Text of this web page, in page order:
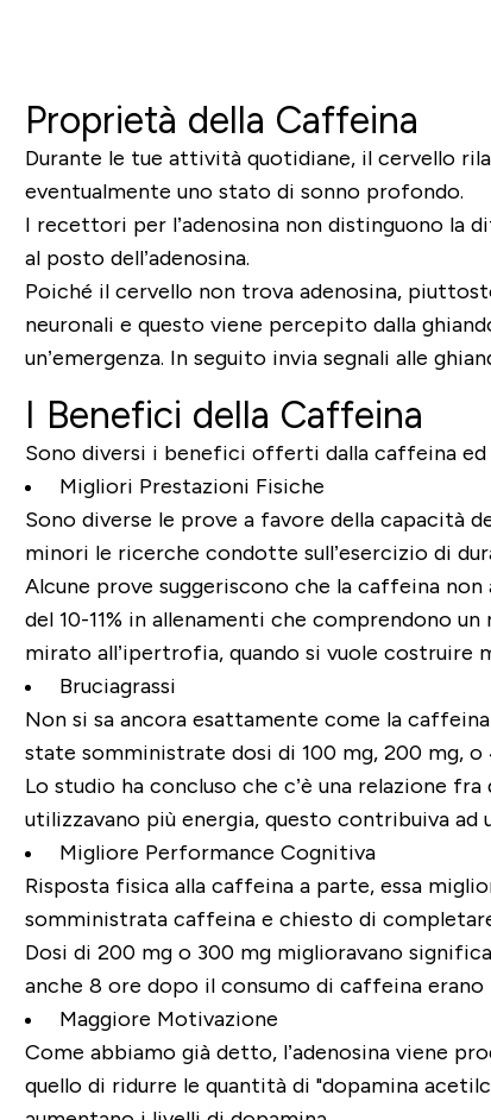
Proprietà della Caffeina
Durante le tue attività quotidiane, il cervello
eventualmente uno stato di sonno profondo.
I recettori per l’adenosina non distinguono la
al posto dell’adenosina.
Poiché il cervello non trova adenosina,
neuronali e questo viene percepito dalla
un’emergenza. In seguito invia segnali alle
I Benefici della Caffeina
Sono diversi i benefici offerti dalla caffeina
Migliori Prestazioni Fisiche
Sono diverse le prove a favore della capacità
minori le ricerche condotte sull’esercizio di
Alcune prove suggeriscono che la caffeina
del 10-11% in allenamenti che comprendono
mirato all’ipertrofia, quando si vuole costruire
Bruciagrassi
Non si sa ancora esattamente come la
state somministrate dosi di 100 mg, 200 mg,
Lo studio ha concluso che c’è una relazione
utilizzavano più energia, questo contribuiva
Migliore Performance Cognitiva
Risposta fisica alla caffeina a parte, essa
somministrata caffeina e chiesto di
Dosi di 200 mg o 300 mg miglioravano
anche 8 ore dopo il consumo di caffeina
Maggiore Motivazione
Come abbiamo già detto, l’adenosina viene
quello di ridurre le quantità di "dopamina